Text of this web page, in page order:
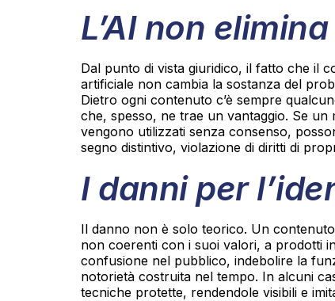
L’AI non
Dal punto di vista giuridico, il fatto che il
artificiale non cambia la sostanza del
Dietro ogni contenuto c’è sempre
che, spesso, ne trae un vantaggio. Se
vengono utilizzati senza consenso,
segno distintivo, violazione di diritti di
I danni per
Il danno non è solo teorico. Un
non coerenti con i suoi valori, a prodotti
confusione nel pubblico, indebolire la
notorietà costruita nel tempo. In alcuni
tecniche protette, rendendole visibili e